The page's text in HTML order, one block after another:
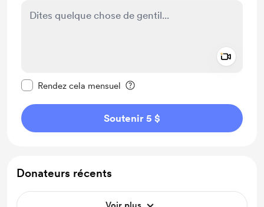
Rendez cela mensuel
Soutenir 5 $
Donateurs récents